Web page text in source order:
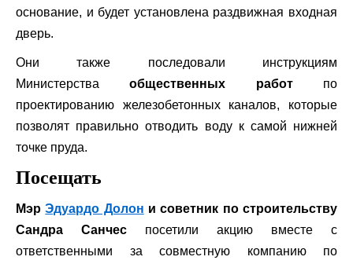
основание, и будет установлена ​​раздвижная входная
дверь.
Они также последовали инструкциям
Министерстваобщественных работпо
проектированию железобетонных каналов, которые
позволят правильно отводить воду к самой нижней
точке пруда.
Посещать
МэрЭдуардо Долон и советник по строительству
Сандра Санчес посетили акцию вместе с
ответственными за совместную компанию по